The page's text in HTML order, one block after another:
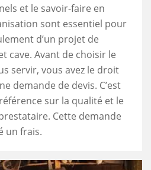
et le savoir-faire en
sont essentiel pour
d’un projet de
cave. Avant de choisir le
servir, vous avez le droit
demande de devis. C’est
sur la qualité et le
Cette demande
un frais.